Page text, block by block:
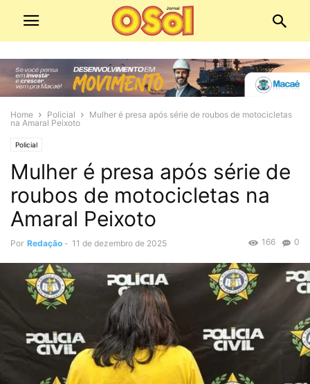
Home Policial
Mulher é presa após série de roubos de motocicletas
na Amaral Peixoto
Policial
Mulher é presa após série de
roubos de motocicletas na
Amaral Peixoto
Por Redação - 11 de dezembro de 2025 0
166